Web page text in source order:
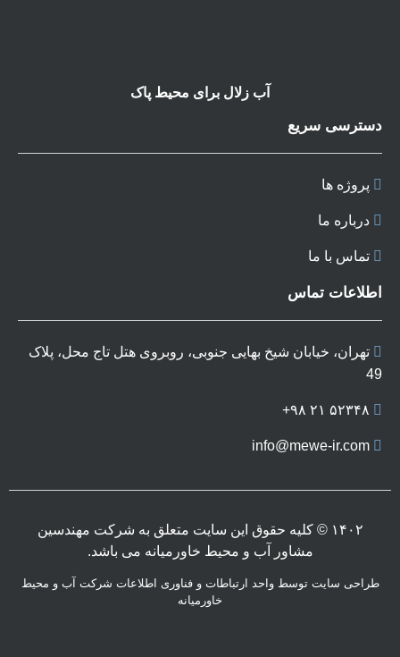
آب زلال برای محیط پاک
دسترسی سریع
پروژه ها
درباره ما
تماس با ما
اطلاعات تماس
تهران، خیابان شیخ بهایی جنوبی، روبروی هتل تاج محل، پلاک
49
۵۲۳۴۸ ٢١ ٩٨+
info@mewe-ir.com
۱۴۰۲ © کلیه حقوق این سایت متعلق به شرکت مهندسین
مشاور آب و محیط خاورمیانه می باشد.
طراحی سایت توسط واحد ارتباطات و فناوری اطلاعات شرکت آب و محیط
خاورمیانه